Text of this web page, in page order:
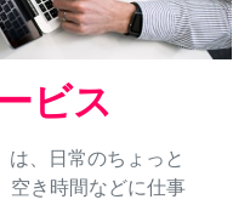
ビス
、日常のちょっと
空き時間などに仕事